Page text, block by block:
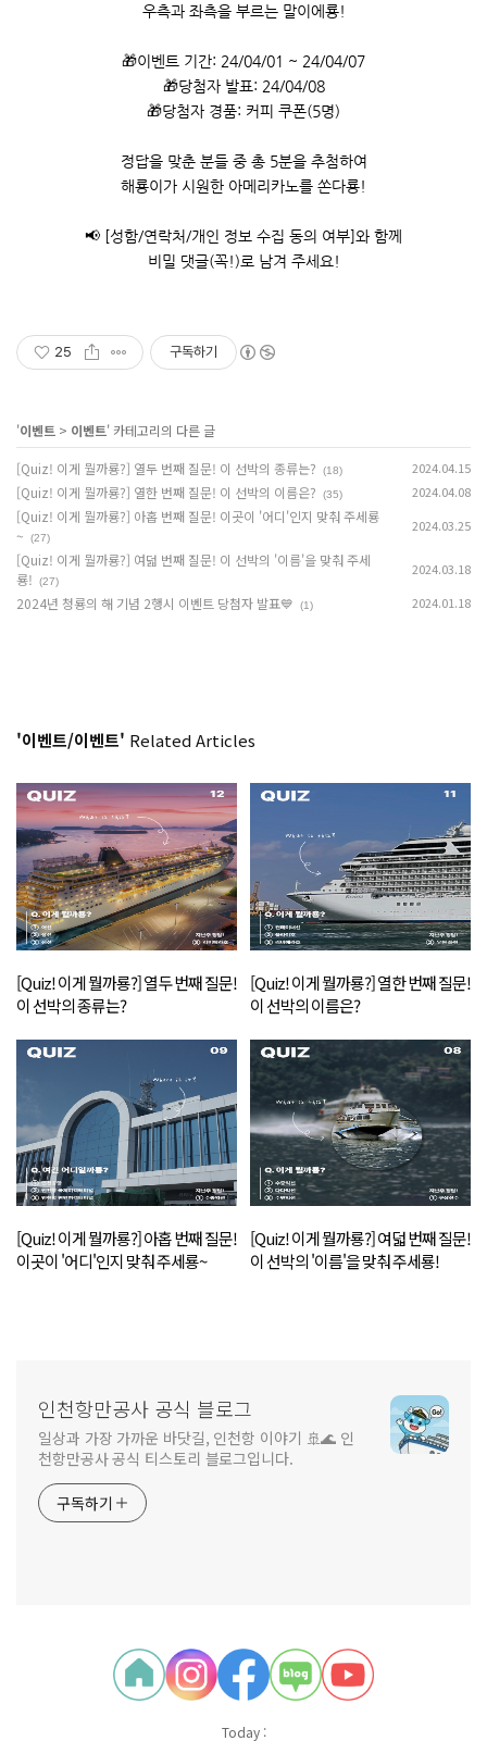
우측과 좌측을 부르는 말이에룡!
🎁이벤트 기간: 24/04/01 ~ 24/04/07
🎁당첨자 발표: 24/04/08
🎁당첨자 경품: 커피 쿠폰(5명)
정답을 맞춘 분들 중 총 5분을 추첨하여
해룡이가 시원한 아메리카노를 쏜다룡!
📢 [성함/연락처/개인 정보 수집 동의 여부]와 함께
비밀 댓글(꼭!)로 남겨 주세요!
25 구독하기
'이벤트 > 이벤트' 카테고리의 다른 글
[Quiz! 이게 뭘까룡?] 열두 번째 질문! 이 선박의 종류는? (18) 2024.04.15
[Quiz! 이게 뭘까룡?] 열한 번째 질문! 이 선박의 이름은? (35) 2024.04.08
[Quiz! 이게 뭘까룡?] 아홉 번째 질문! 이곳이 '어디'인지 맞춰 주세룡
~
(27)
2024.03.25
[Quiz! 이게 뭘까룡?] 여덟 번째 질문! 이 선박의 '이름'을 맞춰 주세
룡!
(27)
2024.03.18
2024년 청룡의 해 기념 2행시 이벤트 당첨자 발표💙 (1) 2024.01.18
'이벤트/이벤트' Related Articles
[Quiz! 이게 뭘까룡?] 열두 번째 질문!
이 선박의 종류는?
[Quiz! 이게 뭘까룡?] 열한 번째 질문!
이 선박의 이름은?
[Quiz! 이게 뭘까룡?] 아홉 번째 질문!
이곳이 '어디'인지 맞춰 주세룡~
[Quiz! 이게 뭘까룡?] 여덟 번째 질문!
이 선박의 '이름'을 맞춰 주세룡!
인천항만공사 공식 블로그
일상과 가장 가까운 바닷길, 인천항 이야기 🚢🌊 인
천항만공사 공식 티스토리 블로그입니다.
구독하기
Today :